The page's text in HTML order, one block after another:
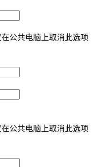
公共电脑上取消此选项
公共电脑上取消此选项